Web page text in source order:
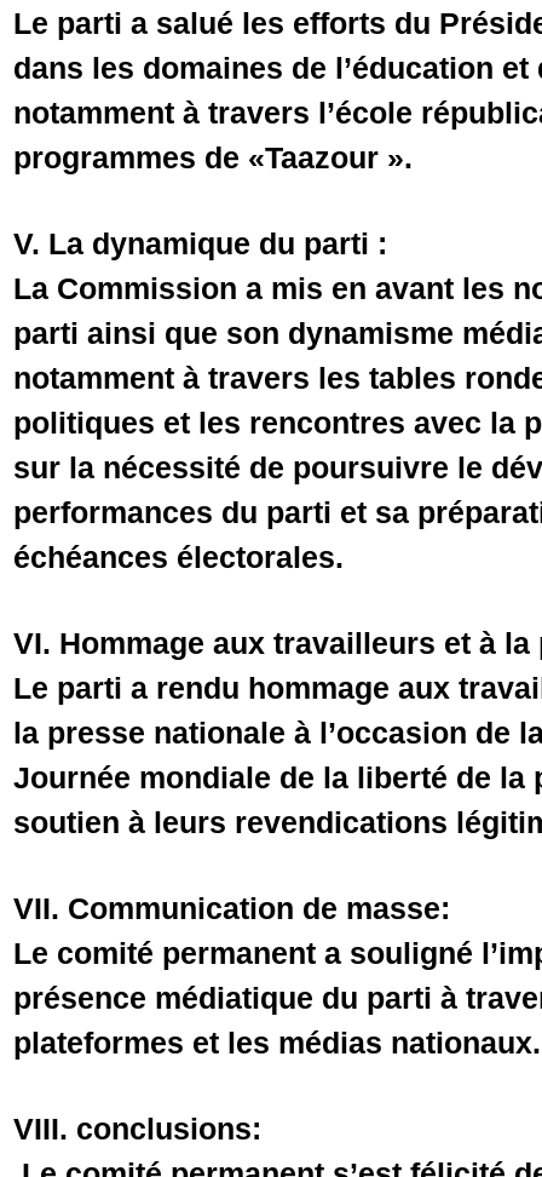
Le parti a salué les efforts du
dans les domaines de l’éducation
notamment à travers l’école
programmes de «Taazour ».
V. La dynamique du parti :
La Commission a mis en avant les
parti ainsi que son dynamisme
notamment à travers les tables
politiques et les rencontres avec la
sur la nécessité de poursuivre le
performances du parti et sa
échéances électorales.
VI. Hommage aux travailleurs et à
Le parti a rendu hommage aux
la presse nationale à l’occasion de
Journée mondiale de la liberté de la
soutien à leurs revendications
VII. Communication de masse:
Le comité permanent a souligné
présence médiatique du parti à
plateformes et les médias nationaux.
VIII. conclusions: